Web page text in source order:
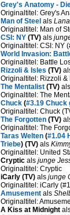
Grey's Anatomy -
Originaltitel: Grey's
Man of Steel als
Originaltitel: Man of
CSI: NY (TV) als
Originaltitel: CSI: NY
World Invasion:
Originaltitel: Battle
Rizzoli & Isles (TV)
Originaltitel: Rizzoli &
The Mentalist (TV) als
Originaltitel: The
Chuck (#3.19 Chuck
Originaltitel: Chuck
The Forgotten (TV)
Originaltitel: The
Taras Welten (#1.04
Triebe) (TV) als
Originaltitel: United
Cryptic als junge
Originaltitel: Cryptic
iCarly (TV) als junge
Originaltitel: iCarly
Amusement als
Originaltitel:
A Kiss at Midnight